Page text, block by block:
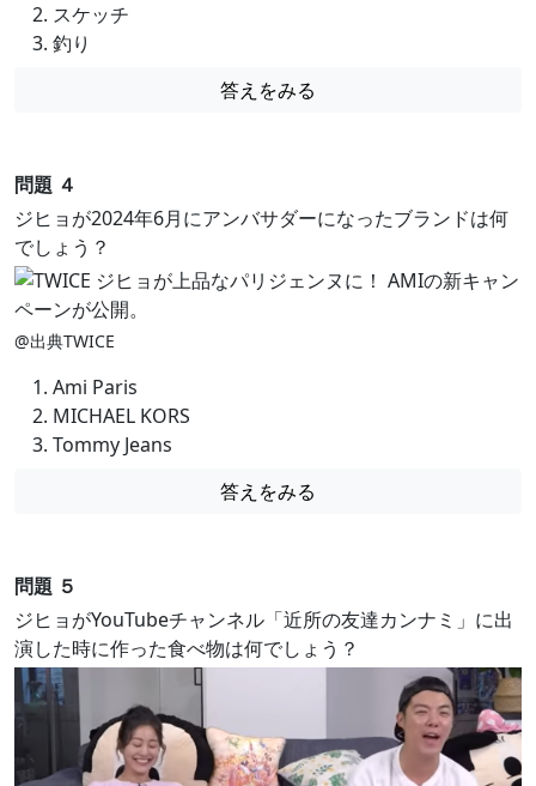
スケッチ
釣り
答えをみる
問題 ４
ジヒョが2024年6月にアンバサダーになったブランドは何
でしょう？
@出典TWICE
Ami Paris
MICHAEL KORS
Tommy Jeans
答えをみる
問題 ５
ジヒョがYouTubeチャンネル「近所の友達カンナミ」に出
演した時に作った食べ物は何でしょう？